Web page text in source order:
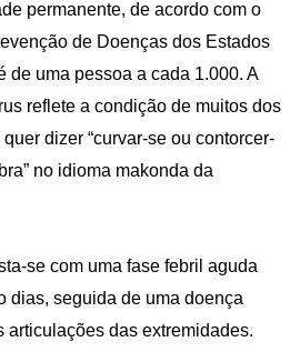
permanente, de acordo com o
de Doenças dos Estados
de uma pessoa a cada 1.000. A
reflete a condição de muitos dos
dizer “curvar-se ou contorcer-
no idioma makonda da
se com uma fase febril aguda
dias, seguida de uma doença
articulações das extremidades.